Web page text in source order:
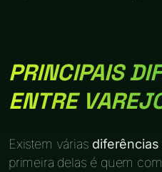
PRINCIPAIS
ENTRE
Existem várias diferências
primeira delas é quem